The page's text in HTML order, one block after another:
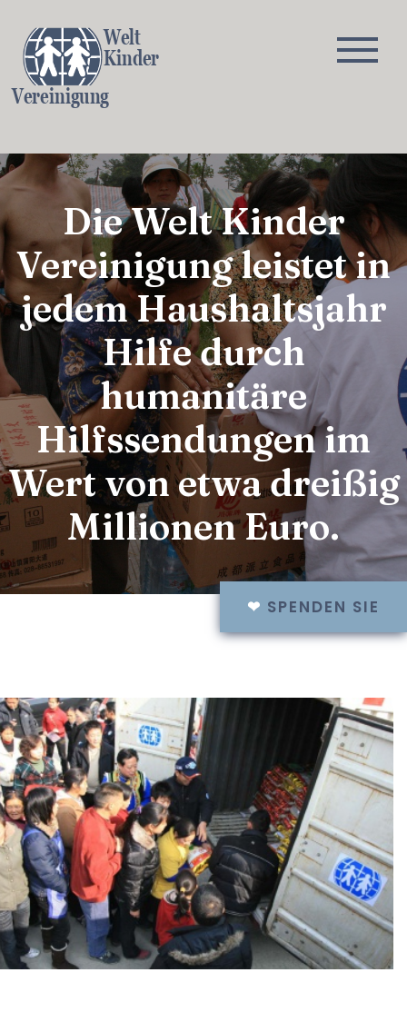
Welt
Kinder
Vereinigung
Über Herausforderungen Programme
Die Welt Kinder
Vereinigung leistet in
jedem Haushaltsjahr
Hilfe durch
humanitäre
Hilfssendungen im
Wert von etwa dreißig
Millionen Euro.
❤ SPENDEN SIE